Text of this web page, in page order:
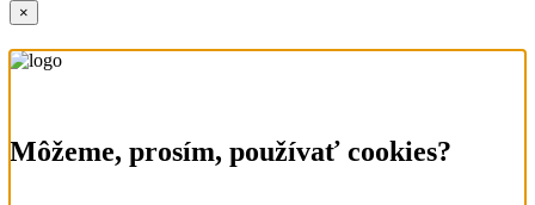
×
Môžeme, prosím, používať cookies?